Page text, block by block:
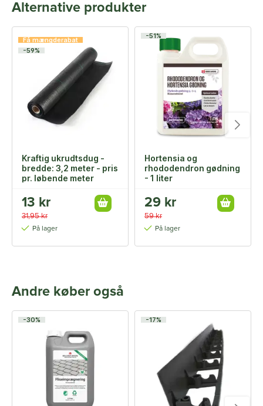
Alternative produkter
Få mængderabat
-59%
Kraftig ukrudtsdug -
bredde: 3,2 meter - pris
pr. løbende meter
13 kr
31,95 kr
På lager
-51%
Hortensia og
rhododendron gødning
- 1 liter
29 kr
59 kr
På lager
Andre køber også
-30% -17%